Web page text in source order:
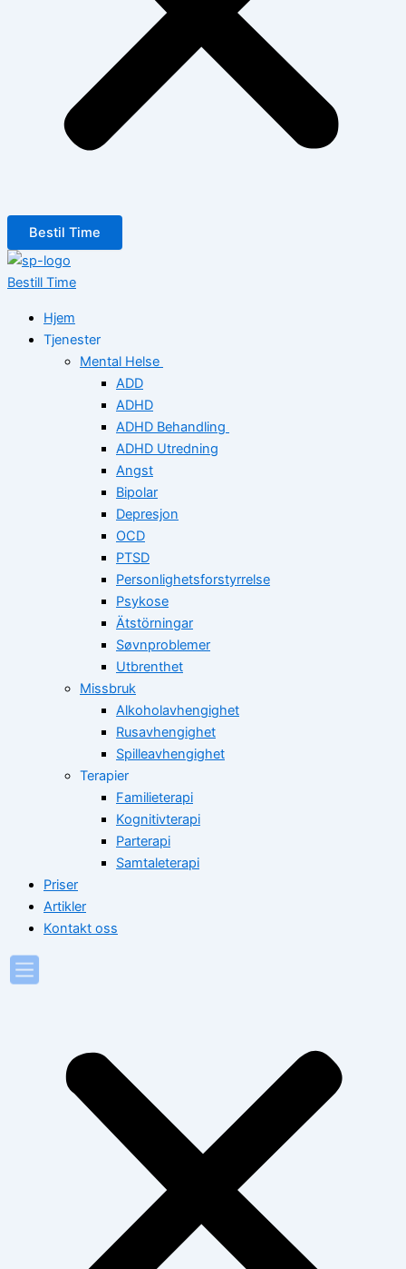
Bestil Time
Bestill Time
Hjem
Tjenester
Mental Helse
ADD
ADHD
ADHD Behandling
ADHD Utredning
Angst
Bipolar
Depresjon
OCD
PTSD
Personlighetsforstyrrelse
Psykose
Ätstörningar
Søvnproblemer
Utbrenthet
Missbruk
Alkoholavhengighet
Rusavhengighet
Spilleavhengighet
Terapier
Familieterapi
Kognitivterapi
Parterapi
Samtaleterapi
Priser
Artikler
Kontakt oss